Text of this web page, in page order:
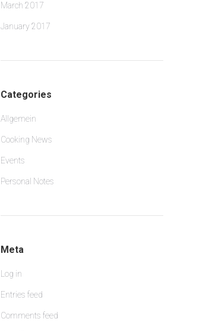
March 2017
January 2017
Categories
Allgemein
Cooking News
Events
Personal Notes
Meta
Log in
Entries feed
Comments feed